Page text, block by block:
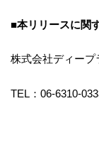
■本リリースに関
株式会社ディー
TEL：06-6310-